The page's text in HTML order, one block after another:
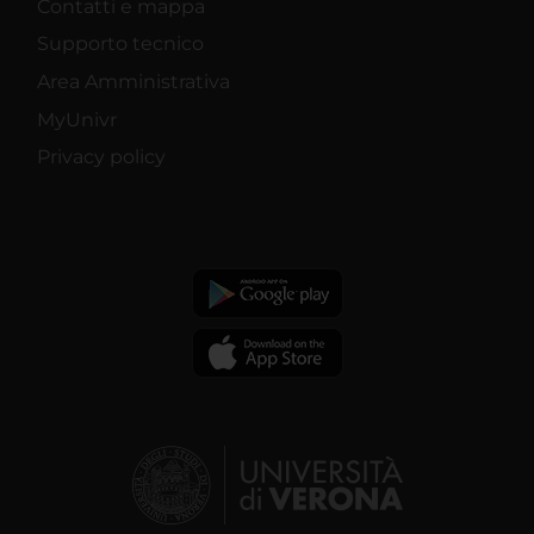
Contatti e mappa
Supporto tecnico
Area Amministrativa
MyUnivr
Privacy policy